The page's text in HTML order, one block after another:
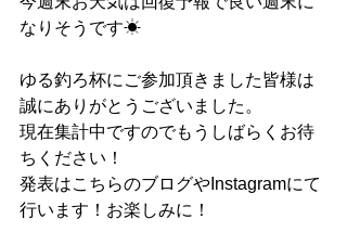
なりそうです☀
ゆる釣ろ杯にご参加頂きました皆様は
誠にありがとうございました。
現在集計中ですのでもうしばらくお待
ちください！
発表はこちらのブログやInstagramにて
行います！お楽しみに！